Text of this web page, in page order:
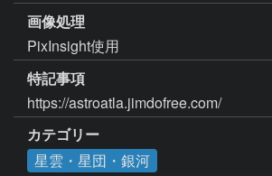
画像処理
PixInsight使用
特記事項
https://astroatla.jimdofree.com/
カテゴリー
星雲・星団・銀河